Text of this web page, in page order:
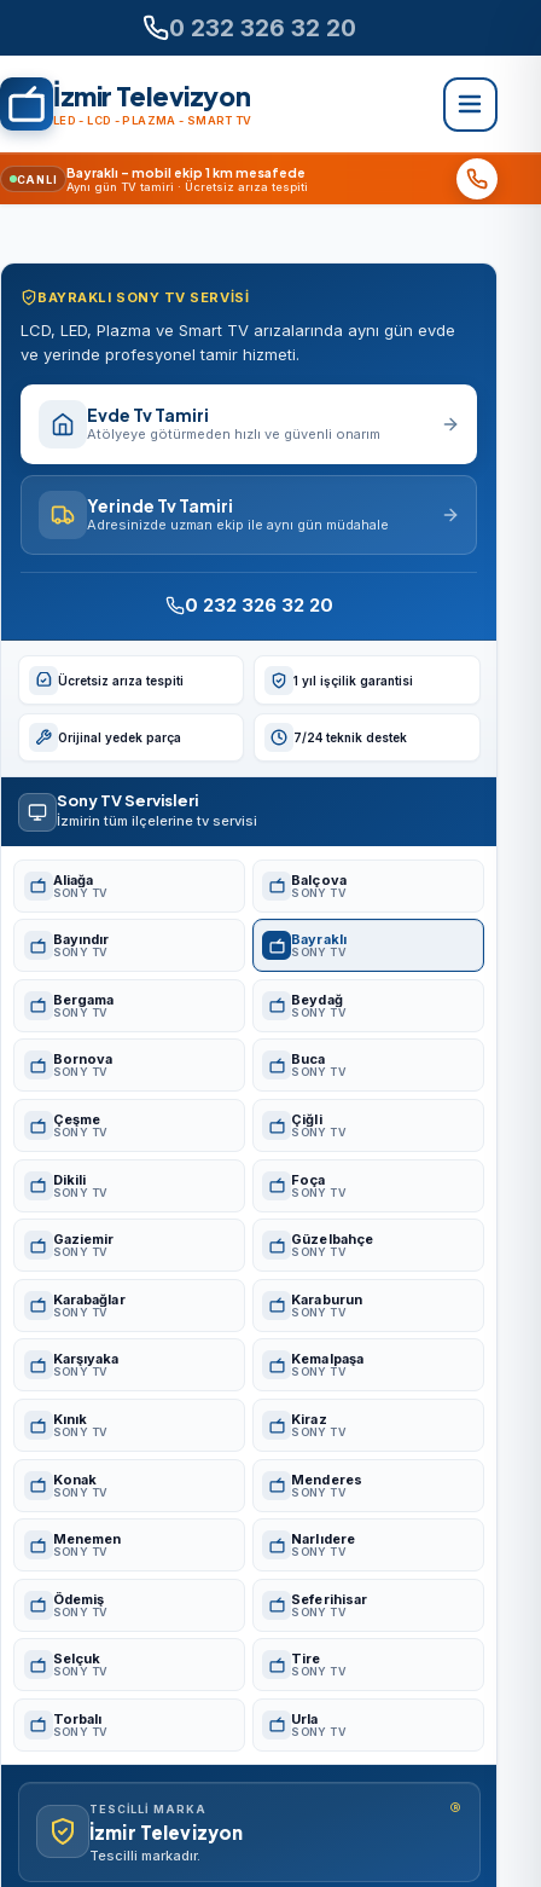
0 232 326 32 20
İzmir Televizyon
LED - LCD - PLAZMA - SMART TV
CANLI Bayraklı – mobil ekip 1 km mesafede
Aynı gün TV tamiri · Ücretsiz arıza tespiti
BAYRAKLI SONY TV SERVISI
LCD, LED, Plazma ve Smart TV arızalarında aynı gün evde
ve yerinde profesyonel tamir hizmeti.
Evde Tv Tamiri
Atölyeye götürmeden hızlı ve güvenli onarım
Yerinde Tv Tamiri
Adresinizde uzman ekip ile aynı gün müdahale
0 232 326 32 20
Ücretsiz arıza tespiti 1 yıl işçilik garantisi
Orijinal yedek parça 7/24 teknik destek
Sony TV Servisleri
İzmirin tüm ilçelerine tv servisi
Aliağa
SONY TV
Balçova
SONY TV
Bayındır
SONY TV
Bayraklı
SONY TV
Bergama
SONY TV
Beydağ
SONY TV
Bornova
SONY TV
Buca
SONY TV
Çeşme
SONY TV
Çiğli
SONY TV
Dikili
SONY TV
Foça
SONY TV
Gaziemir
SONY TV
Güzelbahçe
SONY TV
Karabağlar
SONY TV
Karaburun
SONY TV
Karşıyaka
SONY TV
Kemalpaşa
SONY TV
Kınık
SONY TV
Kiraz
SONY TV
Konak
SONY TV
Menderes
SONY TV
Menemen
SONY TV
Narlıdere
SONY TV
Ödemiş
SONY TV
Seferihisar
SONY TV
Selçuk
SONY TV
Tire
SONY TV
Torbalı
SONY TV
Urla
SONY TV
TESCILLI MARKA
İzmir Televizyon
Tescilli markadır.
®